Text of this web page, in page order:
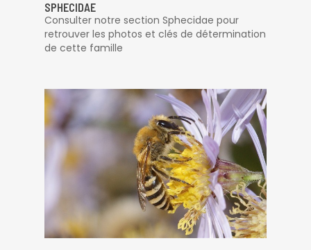
SPHECIDAE
Consulter notre section Sphecidae pour
retrouver les photos et clés de détermination
de cette famille